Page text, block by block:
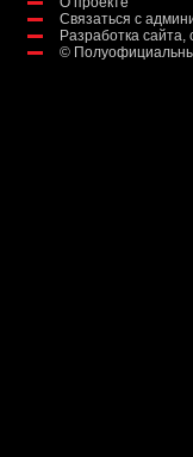
Связаться с
Разработка
©